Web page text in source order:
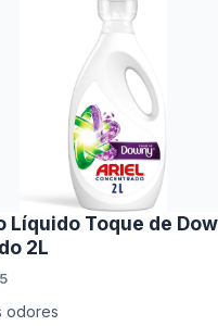
Líquido Toque de
2L
odores